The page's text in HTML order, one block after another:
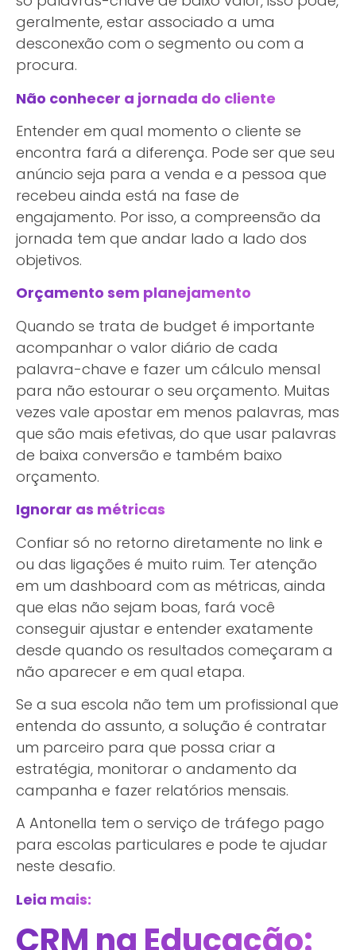
geralmente, estar associado a uma
desconexão com o segmento ou com a
procura.
Não conhecer a jornada do cliente
Entender em qual momento o cliente se
encontra fará a diferença. Pode ser que seu
anúncio seja para a venda e a pessoa que
recebeu ainda está na fase de
engajamento. Por isso, a compreensão da
jornada tem que andar lado a lado dos
objetivos.
Orçamento sem planejamento
Quando se trata de budget é importante
acompanhar o valor diário de cada
palavra-chave e fazer um cálculo mensal
para não estourar o seu orçamento. Muitas
vezes vale apostar em menos palavras, mas
que são mais efetivas, do que usar palavras
de baixa conversão e também baixo
orçamento.
Ignorar as métricas
Confiar só no retorno diretamente no link e
ou das ligações é muito ruim. Ter atenção
em um dashboard com as métricas, ainda
que elas não sejam boas, fará você
conseguir ajustar e entender exatamente
desde quando os resultados começaram a
não aparecer e em qual etapa.
Se a sua escola não tem um profissional que
entenda do assunto, a solução é contratar
um parceiro para que possa criar a
estratégia, monitorar o andamento da
campanha e fazer relatórios mensais.
A Antonella tem o serviço de tráfego pago
para escolas particulares e pode te ajudar
neste desafio.
Leia mais:
CRM na Educação: